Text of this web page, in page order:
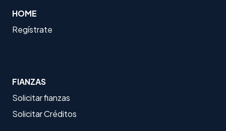
HOME
Regístrate
FIANZAS
Solicitar fianzas
Solicitar Créditos